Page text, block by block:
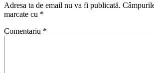
Adresa ta de email nu va fi publicată.
marcate cu *
Comentariu *